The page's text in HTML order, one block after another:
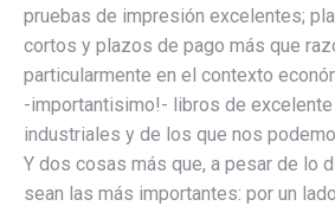
pruebas de impresión excelentes;
cortos y plazos de pago más que
particularmente en el contexto
-importantisimo!- libros de
industriales y de los que nos
Y dos cosas más que, a pesar de lo
sean las más importantes: por un